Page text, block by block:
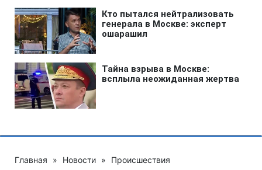
Главная » Новости » Происшествия